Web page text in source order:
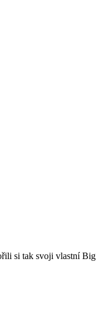
si tak svoji vlastní Big